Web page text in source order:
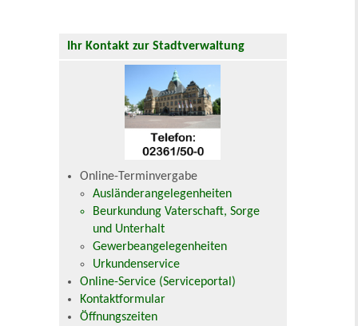
Ihr Kontakt zur Stadtverwaltung
Online-Terminvergabe
Ausländerangelegenheiten
Beurkundung Vaterschaft, Sorge
und Unterhalt
Gewerbeangelegenheiten
Urkundenservice
Online-Service (Serviceportal)
Kontaktformular
Öffnungszeiten